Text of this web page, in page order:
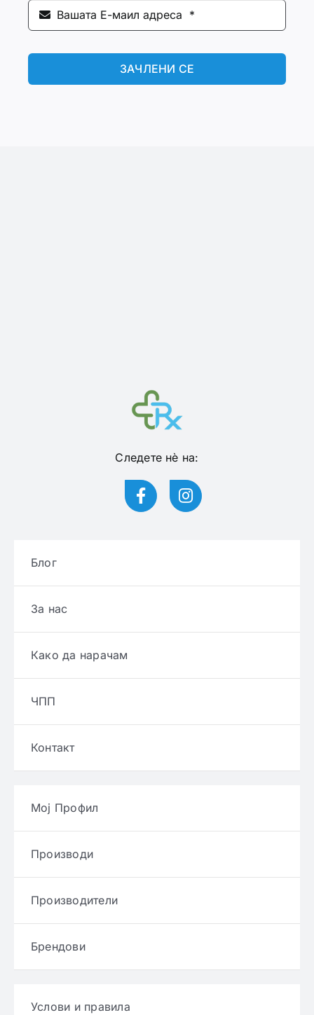
ЗАЧЛЕНИ СЕ
Следете нѐ на:
Блог
За нас
Како да нарачам
ЧПП
Контакт
Мој Профил
Производи
Производители
Брендови
Услови и правила